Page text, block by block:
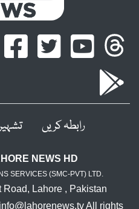
رابطہ کریں
NEWS HD
SERVICES (SMC-PVT) LTD.
Road, Lahore , Pakistan
All rights